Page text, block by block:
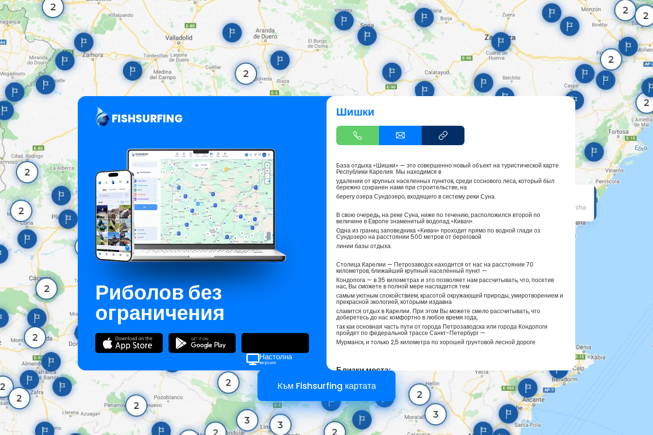
FISHSURFING
Риболов без
ограничения
Настолна
версия
Шишки
База отдыха «Шишки» — это совершенно новый объект на туристической карте
Республики Карелия. Мы находимся в
удалении от крупных населенных пунктов, среди соснового леса, который был
бережно сохранен нами при строительстве, на
берегу озера Сундозеро, входящего в систему реки Суна.
В свою очередь, на реке Суна, ниже по течению, расположился второй по
величине в Европе знаменитый водопад «Кивач».
Одна из границ заповедника «Кивач» проходит прямо по водной глади оз.
Сундозеро на расстоянии 500 метров от береговой
линии базы отдыха.
Столица Карелии — Петрозаводск находится от нас на расстоянии 70
километров, ближайший крупный населённый пункт —
Кондопога — в 35 километрах и это позволяет нам рассчитывать, что, посетив
нас, Вы сможете в полной мере насладится тем
самым уютным спокойствием, красотой окружающей природы, умиротворением и
прекрасной экологией, которыми издавна
славится отдых в Карелии. При этом Вы можете смело рассчитывать, что
доберетесь до нас комфортно в любое время года,
так как основная часть пути от города Петрозаводска или города Кондопоги
пройдет по федеральной трассе Санкт-Петербург —
Мурманск, и только 2,5 километра по хорошей грунтовой лесной дороге.
Близки места:
Русия
Деревня Тереки
Към Fishsurfing картата